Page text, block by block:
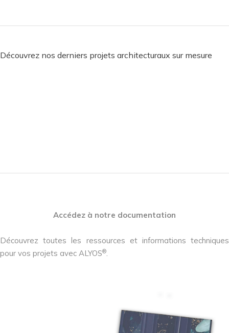
Découvrez nos derniers projets architecturaux sur mesure
Accédez à notre documentation
Découvrez toutes les ressources et informations techniques
pour vos projets avec ALYOS®.